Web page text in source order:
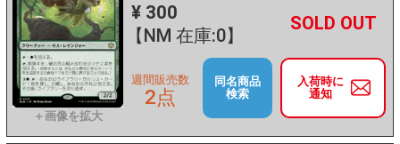
¥ 300
【NM 在庫:0】
－ +
入荷時に
通知
週間販売数
2点
同名商品
検索